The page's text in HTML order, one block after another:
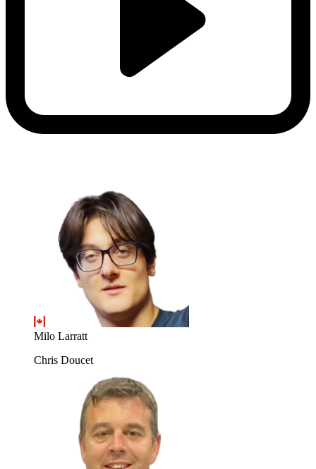
Milo Larratt
Chris Doucet